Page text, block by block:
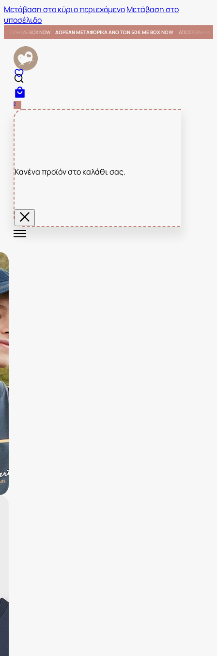
Μετάβαση στο κύριο περιεχόμενοΜετάβαση στο
υποσέλιδο
BOX NOW ΑΠΟΣΤΟΛΗ ΜΕ BOX NOW ΔΩΡΕΑΝ ΜΕΤΑΦΟΡΙΚΑ ΑΝΩ ΤΩΝ 50€ ΜΕ BOX NOW
0
Κανένα προϊόν στο καλάθι σας.